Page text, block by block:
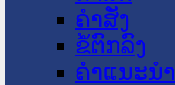
ຄໍາສັ່ງ
ຂໍ້ຕົກລົງ
ຄໍາແນະນໍາ